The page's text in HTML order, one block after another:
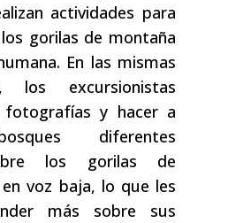
actividades para
gorilas de montaña
En las mismas
los excursionistas
y hacer a
diferentes
los gorilas de
voz baja, lo que les
más sobre sus